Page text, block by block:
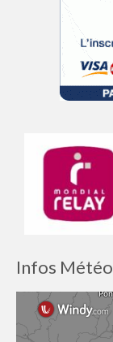
Infos Météo